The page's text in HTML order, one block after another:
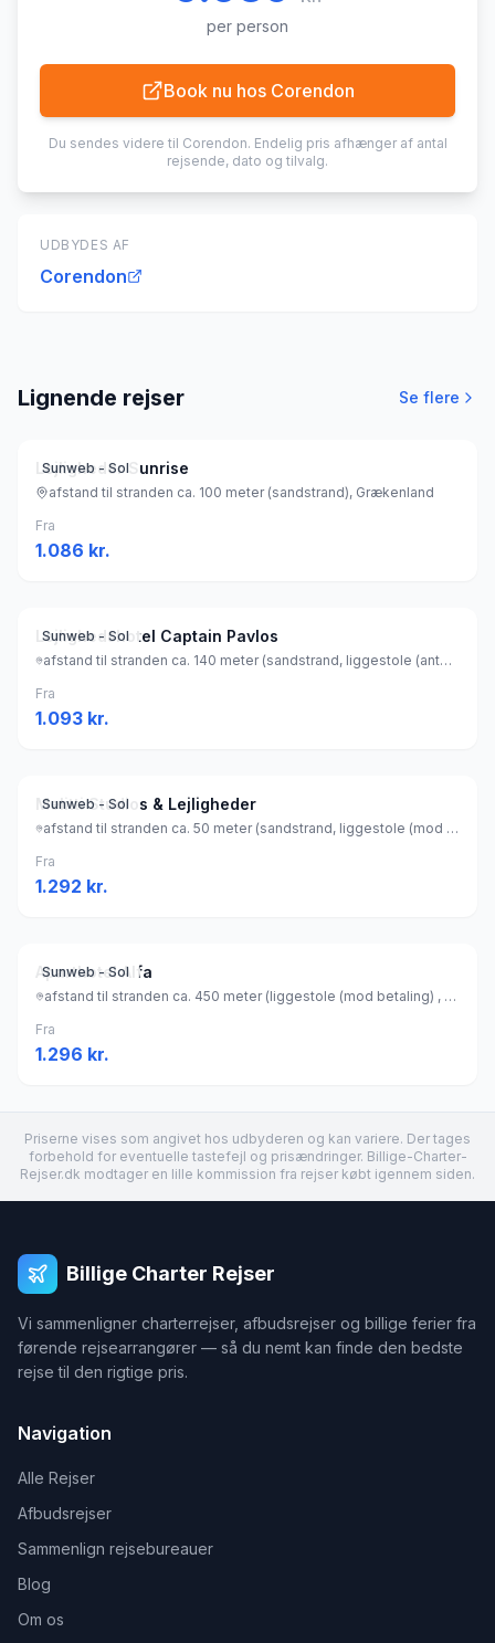
per person
Book nu hos Corendon
Du sendes videre til Corendon. Endelig pris afhænger af antal
rejsende, dato og tilvalg.
UDBYDES AF
Corendon
Lignende rejser Se flere
Sunweb - Sol
Lejligheder Sunrise
afstand til stranden ca. 100 meter (sandstrand), Grækenland
Fra
1.086 kr.
Sunweb - Sol
Lejlighedshotel Captain Pavlos
afstand til stranden ca. 140 meter (sandstrand, liggestole (antal: 20) (gratis) , parasol (gratis) ), Grækenland
Fra
1.093 kr.
Sunweb - Sol
Melitti Studios & Lejligheder
afstand til stranden ca. 50 meter (sandstrand, liggestole (mod betaling) , parasol (mod betaling) ), Grækenland
Fra
1.292 kr.
Sunweb - Sol
Aparthotel Alfa
afstand til stranden ca. 450 meter (liggestole (mod betaling) , parasol (mod betaling) ), Grækenland
Fra
1.296 kr.
Priserne vises som angivet hos udbyderen og kan variere. Der tages
forbehold for eventuelle tastefejl og prisændringer. Billige-Charter-
Rejser.dk modtager en lille kommission fra rejser købt igennem siden.
Billige Charter Rejser
Vi sammenligner charterrejser, afbudsrejser og billige ferier fra
førende rejsearrangører — så du nemt kan finde den bedste
rejse til den rigtige pris.
Navigation
Alle Rejser
Afbudsrejser
Sammenlign rejsebureauer
Blog
Om os